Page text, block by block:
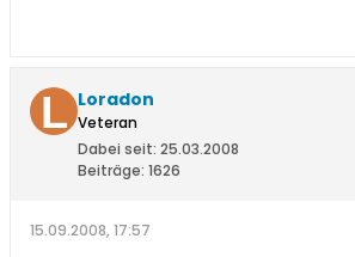
Loradon
Veteran
Dabei seit: 25.03.2008
Beiträge: 1626
15.09.2008, 17:57